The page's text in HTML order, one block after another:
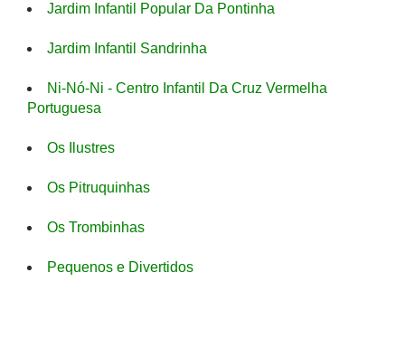
Jardim Infantil Popular Da Pontinha
Jardim Infantil Sandrinha
Ni-Nó-Ni - Centro Infantil Da Cruz Vermelha
Portuguesa
Os Ilustres
Os Pitruquinhas
Os Trombinhas
Pequenos e Divertidos